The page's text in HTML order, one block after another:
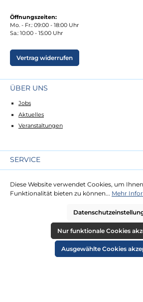
Öffnungszeiten:
Mo. - Fr.: 09:00 - 18:00 Uhr
Sa.: 10:00 - 15:00 Uhr
Vertrag widerrufen
ÜBER UNS
Jobs
Aktuelles
Veranstaltungen
SERVICE
Lieferung
Zahlung
RECHTLICHES
Diese Website verwendet Cookies, um
Funktionalität bieten zu können... Mehr
Nur funktionale Cookies
Ausgewählte Cookies